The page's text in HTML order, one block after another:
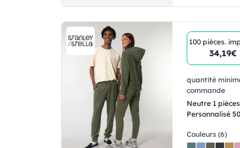
100 pièces.
34,19€
quantité
commande
Neutre 1
Personnalisé
Couleurs (6)